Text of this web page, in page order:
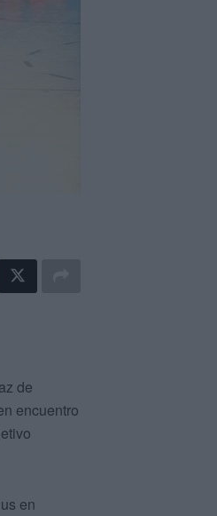
de
encuentro
en